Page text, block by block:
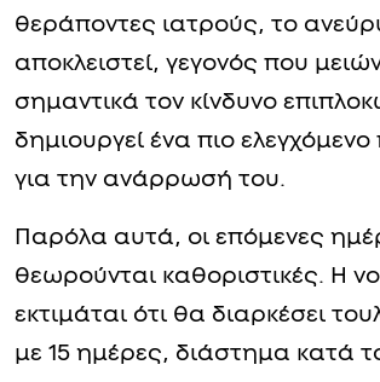
θεράποντες ιατρούς, το
αποκλειστεί, γεγονός που
σημαντικά τον κίνδυνο
δημιουργεί ένα πιο ελεγχόμενο
για την ανάρρωσή του.
Παρόλα αυτά, οι επόμενες
θεωρούνται καθοριστικές. Η
εκτιμάται ότι θα διαρκέσει
με 15 ημέρες, διάστημα κατά